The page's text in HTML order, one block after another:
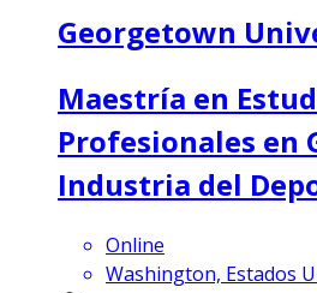
Georgetown
Maestría en
Profesionales en
Industria del
Online
Washington, Estados